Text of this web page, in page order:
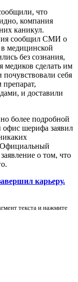
что
компания
каникул.
сообщил СМИ о
медицинской
без сознания,
медиков сделать им
себя
и доставили
более подробной
шерифа заявил
Официальный
о том, что
карьеру.
текста и нажмите